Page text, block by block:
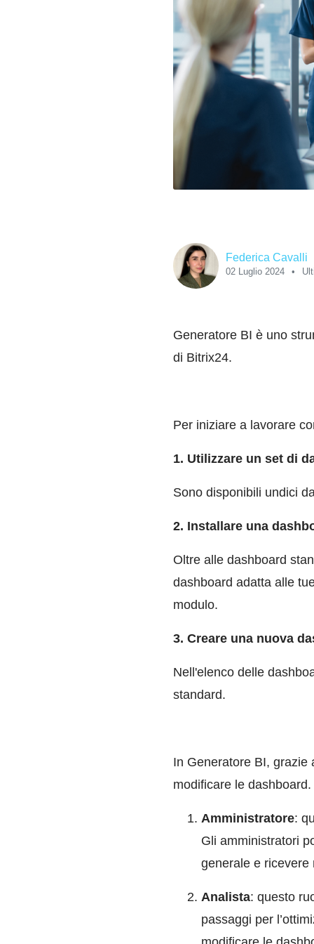
Federica Cavalli
02 Luglio 2024
Generatore BI è uno
di Bitrix24.
Per iniziare a lavorare
1. Utilizzare un set di
Sono disponibili undici
2. Installare una
Oltre alle dashboard
dashboard adatta alle
modulo.
3. Creare una nuova
Nell'elenco delle
standard.
In Generatore BI, grazie
modificare le
Amministratore:
Gli amministratori
generale e ricevere
Analista: questo
passaggi per